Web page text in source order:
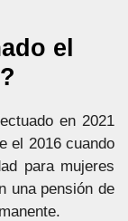
el
en 2021
el 2016 cuando
para mujeres
una pensión de